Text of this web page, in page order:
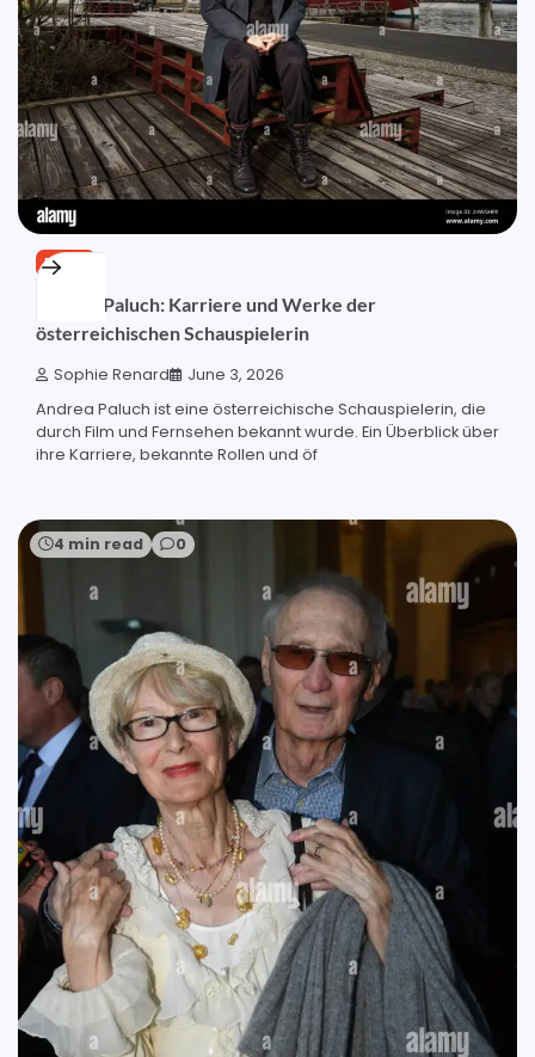
BLOG
Andrea Paluch: Karriere und Werke der
österreichischen Schauspielerin
Sophie Renard June 3, 2026
Andrea Paluch ist eine österreichische Schauspielerin, die
durch Film und Fernsehen bekannt wurde. Ein Überblick über
ihre Karriere, bekannte Rollen und öf
4 min read 0